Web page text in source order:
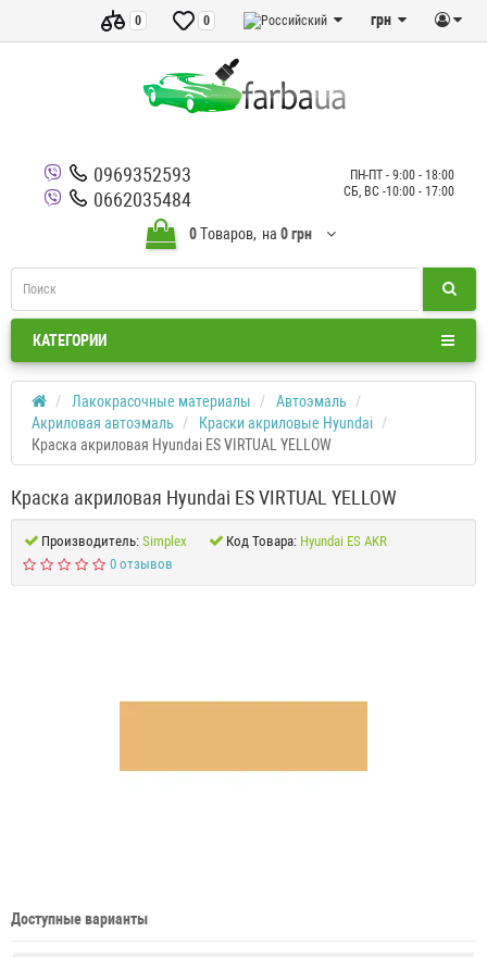
грн
0
0
0969352593
0662035484
ПН-ПТ - 9:00 - 18:00
СБ, ВС -10:00 - 17:00
0Tоваров, на 0 грн
КАТЕГОРИИ
Лакокрасочные материалы
Автоэмаль
Акриловая автоэмаль
Краски акриловые Hyundai
Краска акриловая Hyundai ES VIRTUAL YELLOW
Краска акриловая Hyundai ES VIRTUAL YELLOW
Производитель: Simplex Код Товара: Hyundai ES AKR
0 отзывов
Доступные варианты